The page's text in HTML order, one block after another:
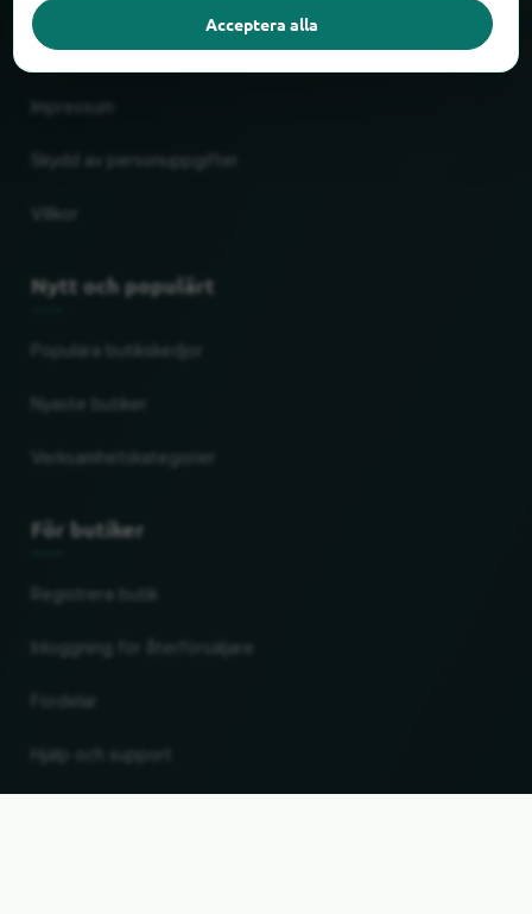
Juridiskt
Nytt och populärt
Verksamhetskategorier
För butiker
Inloggning för återförsäljare
Fördelar
Acceptera alla